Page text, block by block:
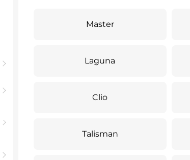
Master
Laguna
Clio
Talisman